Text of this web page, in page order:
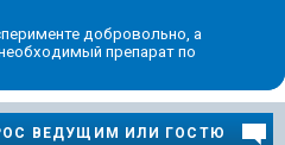
добровольно, а
препарат по
ВЕДУЩИМ ИЛИ ГОСТЮ